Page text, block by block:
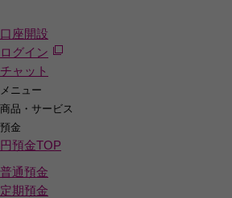
口座開設
ログイン
チャット
メニュー
商品・サービス
預金
円預金TOP
普通預金
定期預金